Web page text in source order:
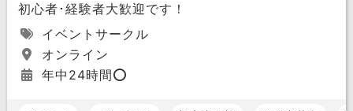
初心者･経験者大歓迎です！
イベントサークル
オンライン
年中24時間⭕️